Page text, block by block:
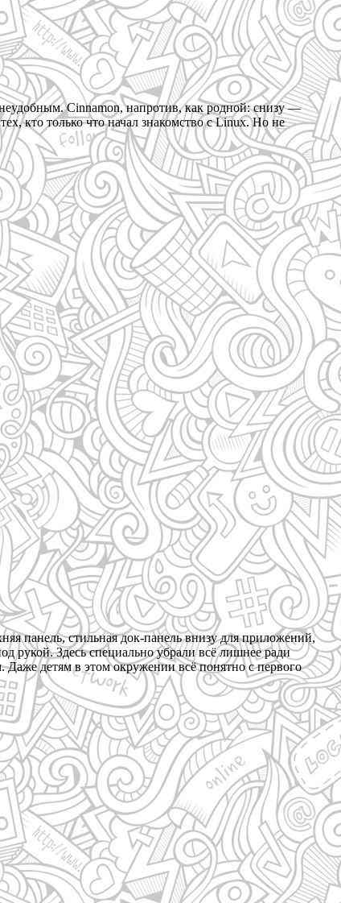
Cinnamon, напротив, как родной: снизу —
кто только что начал знакомство с Linux. Но не
панель, стильная док-панель внизу для приложений,
рукой. Здесь специально убрали всё лишнее ради
детям в этом окружении всё понятно с первого